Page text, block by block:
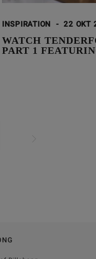
INSPIRATION - 22 OKT
WATCH
PART 1